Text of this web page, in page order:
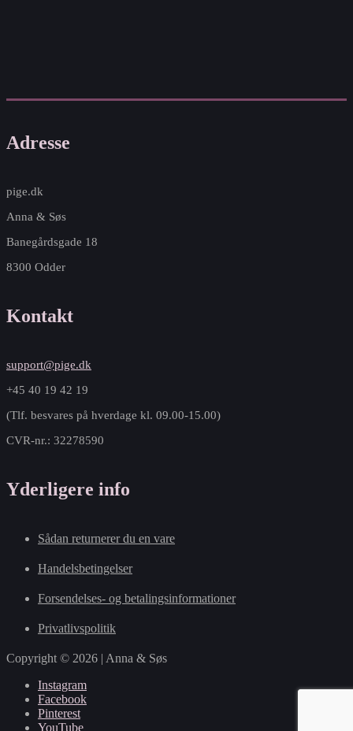
Adresse
pige.dk
Anna & Søs
Banegårdsgade 18
8300 Odder
Kontakt
support@pige.dk
+45 40 19 42 19
(Tlf. besvares på hverdage kl. 09.00-15.00)
CVR-nr.: 32278590
Yderligere info
Sådan returnerer du en vare
Handelsbetingelser
Forsendelses- og betalingsinformationer
Privatlivspolitik
Copyright © 2026 | Anna & Søs
Instagram
Facebook
Pinterest
YouTube